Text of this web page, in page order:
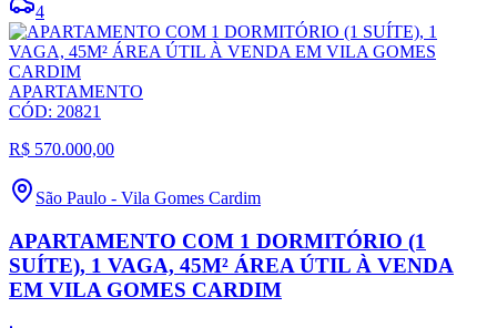
4
APARTAMENTO
CÓD: 20821
R$ 570.000,00
São Paulo - Vila Gomes Cardim
APARTAMENTO COM 1 DORMITÓRIO (1
SUÍTE), 1 VAGA, 45M² ÁREA ÚTIL À VENDA
EM VILA GOMES CARDIM